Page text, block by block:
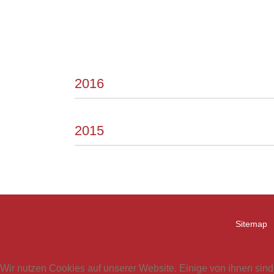
2016
2015
Sitemap
Wir nutzen Cookies auf unserer Website. Einige von ihnen